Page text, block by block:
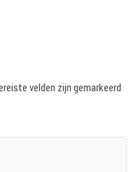
velden zijn gemarkeerd